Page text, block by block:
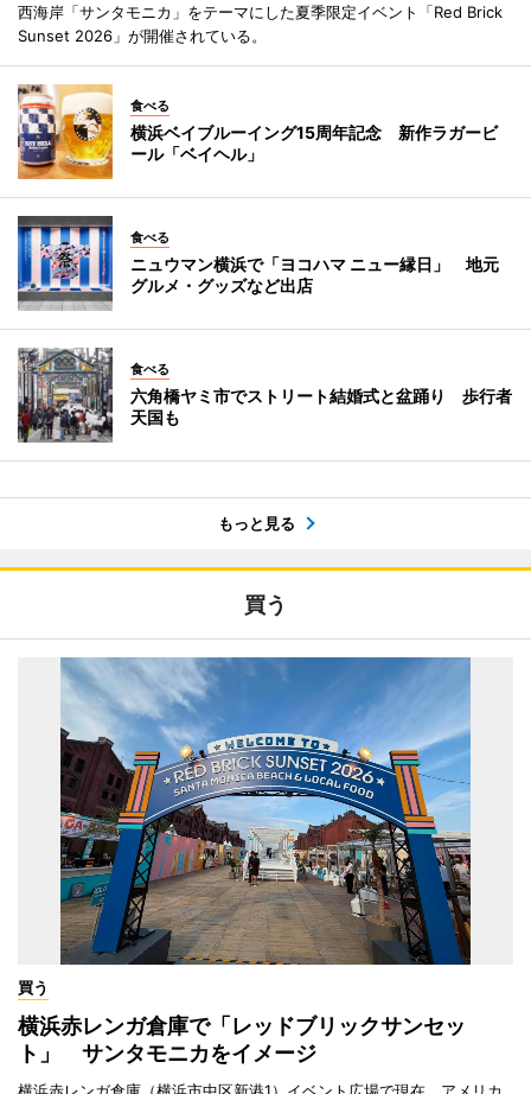
西海岸「サンタモニカ」をテーマにした夏季限定イベント「Red Brick
Sunset 2026」が開催されている。
食べる
横浜ベイブルーイング15周年記念 新作ラガービ
ール「ベイヘル」
食べる
ニュウマン横浜で「ヨコハマ ニュー縁日」 地元
グルメ・グッズなど出店
食べる
六角橋ヤミ市でストリート結婚式と盆踊り 歩行者
天国も
もっと見る
買う
買う
横浜赤レンガ倉庫で「レッドブリックサンセッ
ト」 サンタモニカをイメージ
横浜赤レンガ倉庫（横浜市中区新港1）イベント広場で現在、アメリカ